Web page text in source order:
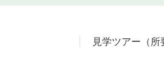
見学ツアー（所